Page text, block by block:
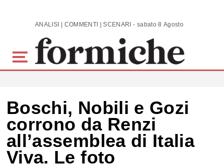
Skip to main content ANALISI | COMMENTI | SCENARI - sabato 8 Agosto 2026
Boschi, Nobili e Gozi
corrono da Renzi
all’assemblea di Italia
Viva. Le foto